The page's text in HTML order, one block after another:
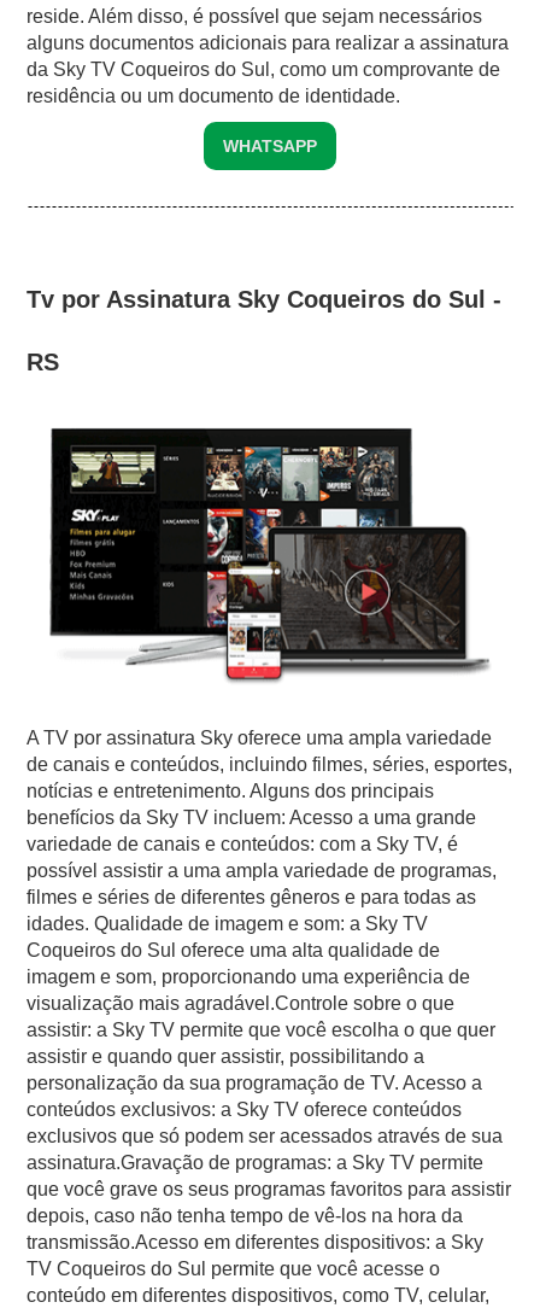
reside. Além disso, é possível que sejam necessários
alguns documentos adicionais para realizar a assinatura
da Sky TV Coqueiros do Sul, como um comprovante de
residência ou um documento de identidade.
WHATSAPP
Tv por Assinatura Sky Coqueiros do Sul -
RS
A TV por assinatura Sky oferece uma ampla variedade
de canais e conteúdos, incluindo filmes, séries, esportes,
notícias e entretenimento. Alguns dos principais
benefícios da Sky TV incluem: Acesso a uma grande
variedade de canais e conteúdos: com a Sky TV, é
possível assistir a uma ampla variedade de programas,
filmes e séries de diferentes gêneros e para todas as
idades. Qualidade de imagem e som: a Sky TV
Coqueiros do Sul oferece uma alta qualidade de
imagem e som, proporcionando uma experiência de
visualização mais agradável.Controle sobre o que
assistir: a Sky TV permite que você escolha o que quer
assistir e quando quer assistir, possibilitando a
personalização da sua programação de TV. Acesso a
conteúdos exclusivos: a Sky TV oferece conteúdos
exclusivos que só podem ser acessados através de sua
assinatura.Gravação de programas: a Sky TV permite
que você grave os seus programas favoritos para assistir
depois, caso não tenha tempo de vê-los na hora da
transmissão.Acesso em diferentes dispositivos: a Sky
TV Coqueiros do Sul permite que você acesse o
conteúdo em diferentes dispositivos, como TV, celular,